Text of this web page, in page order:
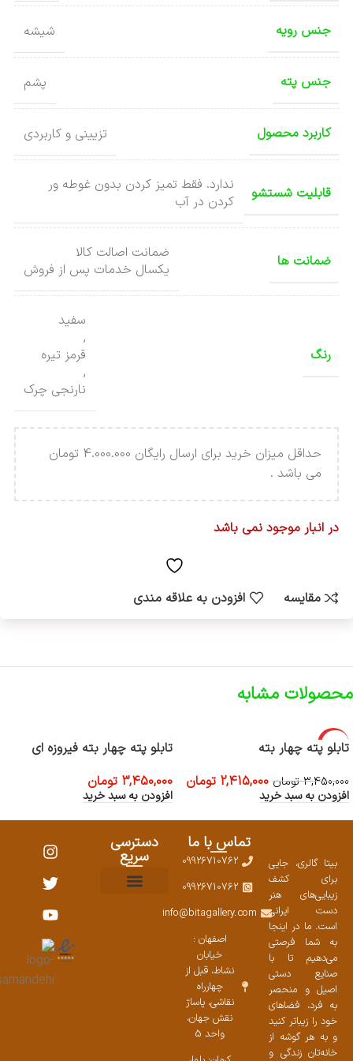
جنس رویه شیشه
جنس پته پشم
کاربرد محصول تزیینی و کاربردی
قابلیت شستشو
ندارد. فقط تمیز کردن بدون غوطه ور
کردن در آب
ضمانت ها
ضمانت اصالت کالا
یکسال خدمات پس از فروش
رنگ
سفید
,
قرمز تیره
,
نارنجی چرک
حداقل میزان خرید برای ارسال رایگان 4.000.000 تومان
می باشد .
در انبار موجود نمی باشد
مقایسه افزودن به علاقه مندی
محصولات مشابه
-30%
تابلو پته چهار بته
3,450,000 تومان 2,415,000 تومان
افزودن به سبد خرید
تابلو پته چهار بته فیروزه ای
3,450,000 تومان
افزودن به سبد خرید
بیتا گالری، جایی
برای کشف
زیبایی‌های هنر
دست ایرانی
است. ما در اینجا
به شما فرصتی
می‌دهیم تا با
صنایع دستی
اصیل و منحصر
به فرد، فضاهای
خود را زیباتر کنید
و به هر گوشه از
خانه‌تان زندگی و
تماس با ما
09926710762
09926710762
info@bitagallery.com
اصفهان :
خیابان
نشاط، قبل از
چهارراه
نقاشی، پاساژ
نقش جهان،
واحد 5
دسترسی
سریع